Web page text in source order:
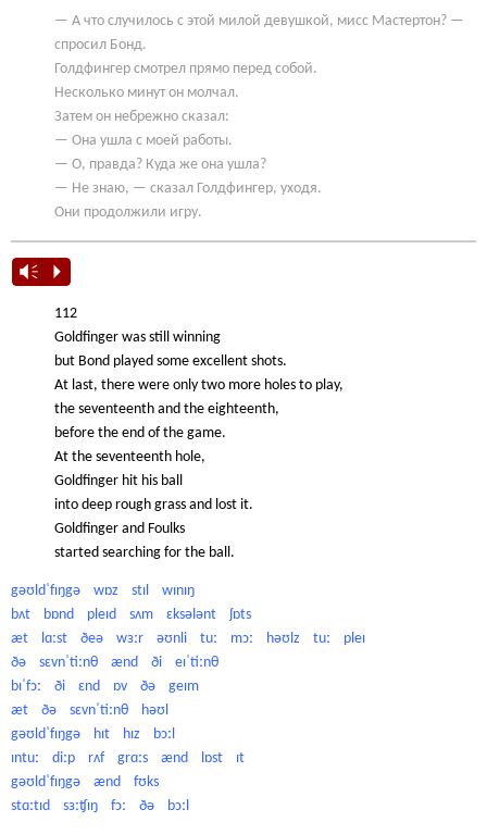
— А что случилось с этой милой девушкой, мисс Мастертон? —
спросил Бонд.
Голдфингер смотрел прямо перед собой.
Несколько минут он молчал.
Затем он небрежно сказал:
— Она ушла с моей работы.
— О, правда? Куда же она ушла?
— Не знаю, — сказал Голдфингер, уходя.
Они продолжили игру.
Vm P
112
Goldfinger was still winning
but Bond played some excellent shots.
At last, there were only two more holes to play,
the seventeenth and the eighteenth,
before the end of the game.
At the seventeenth hole,
Goldfinger hit his ball
into deep rough grass and lost it.
Goldfinger and Foulks
started searching for the ball.
gəʊldˈfɪŋgə wɒz stɪl wɪnɪŋ
bʌt bɒnd pleɪd sʌm ɛksələnt ʃɒts
æt lɑːst ðeə wɜːr əʊnli tuː mɔː həʊlz tuː pleɪ
ðə sɛvnˈtiːnθ ænd ði eɪˈtiːnθ
bɪˈfɔː ði ɛnd ɒv ðə geɪm
æt ðə sɛvnˈtiːnθ həʊl
gəʊldˈfɪŋgə hɪt hɪz bɔːl
ɪntuː diːp rʌf grɑːs ænd lɒst ɪt
gəʊldˈfɪŋgə ænd fʊks
stɑːtɪd sɜːʧɪŋ fɔː ðə bɔːl